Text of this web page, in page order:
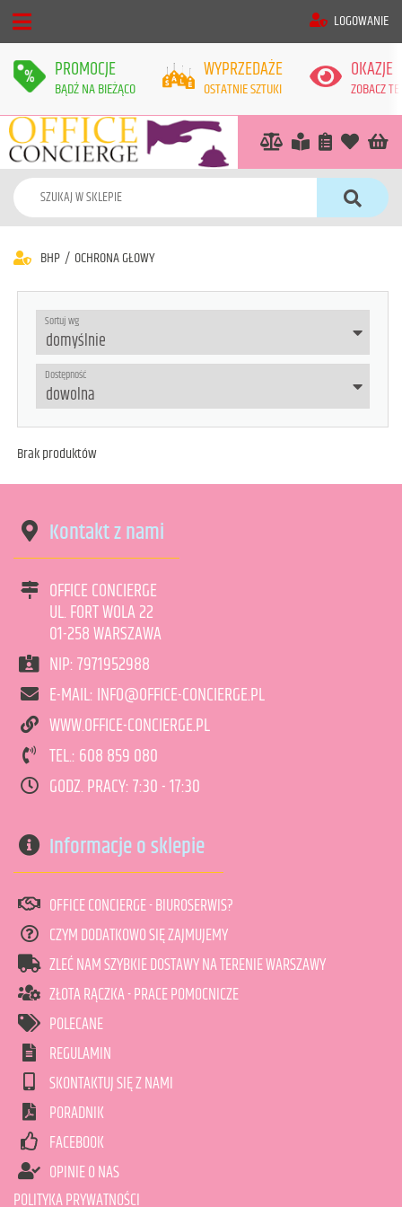
LOGOWANIE
PROMOCJE
BĄDŹ NA BIEŻĄCO
WYPRZEDAŻE
OSTATNIE SZTUKI
OKAZJE
ZOBACZ
BHP / OCHRONA GŁOWY
Sortuj wg
Dostępność
Brak produktów
Kontakt z nami
OFFICE CONCIERGE
UL. FORT WOLA 22
01-258 WARSZAWA
NIP: 7971952988
E-MAIL: INFO@OFFICE-CONCIERGE.PL
WWW.OFFICE-CONCIERGE.PL
TEL.: 608 859 080
GODZ. PRACY: 7:30 - 17:30
Informacje o sklepie
OFFICE CONCIERGE - BIUROSERWIS?
CZYM DODATKOWO SIĘ ZAJMUJEMY
ZLEĆ NAM SZYBKIE DOSTAWY NA TERENIE WARSZAWY
ZŁOTA RĄCZKA - PRACE POMOCNICZE
POLECANE
REGULAMIN
SKONTAKTUJ SIĘ Z NAMI
PORADNIK
FACEBOOK
OPINIE O NAS
POLITYKA PRYWATNOŚCI